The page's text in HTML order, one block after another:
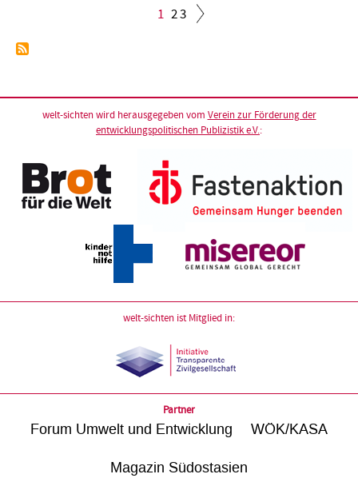
Seitennummerierung
Aktuelle
1 Seite
2Seite
3
welt-sichten wird herausgegeben vom Verein zur Förderung der
entwicklungspolitischen Publizistik e.V.:
welt-sichten ist Mitglied in:
Partner
Forum Umwelt und Entwicklung WÖK/KASA
Magazin Südostasien